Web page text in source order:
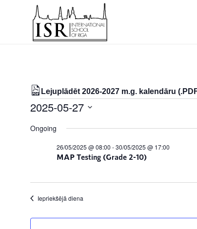
Lejuplādēt 2026-2027 m.g. kalendāru
Notikumi
for
27/05/2025
2025-05-27
date.
Ongoing
MAP Testing (Grade 2-10)
26/05/2025 @ 08:00 -30/05/2025 @ 17:00
Iepriekšējā diena